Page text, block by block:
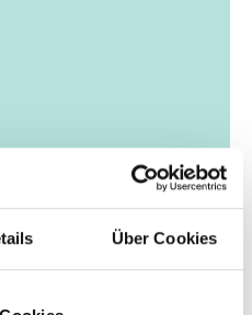
Über Cookies
477 KB)
745 KB)